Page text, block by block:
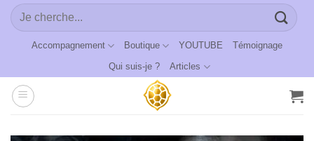
Passer
au
contenu
Recherche
pour :
Accompagnement Boutique YOUTUBE
Témoignage
Qui suis-je ?
Articles